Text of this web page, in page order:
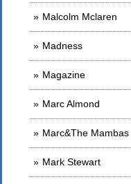
Malcolm Mclaren
Madness
Magazine
Marc Almond
Marc&The Mambas
Mark Stewart